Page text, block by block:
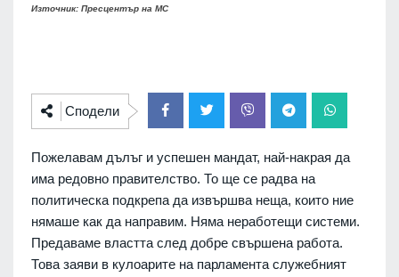
Източник: Пресцентър на МС
Сподели
Пожелавам дълъг и успешен мандат, най-накрая да
има редовно правителство. То ще се радва на
политическа подкрепа да извършва неща, които ние
нямаше как да направим. Няма неработещи системи.
Предаваме властта след добре свършена работа.
Това заяви в кулоарите на парламента служебният